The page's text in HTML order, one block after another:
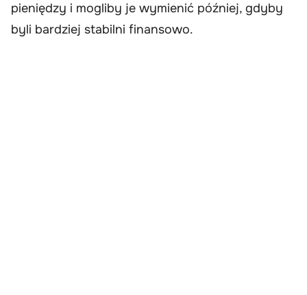
pieniędzy i mogliby je wymienić później, gdyby
byli bardziej stabilni finansowo.